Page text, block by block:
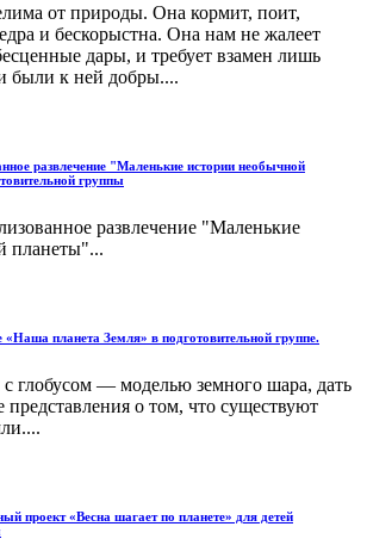
от природы. Она кормит, поит,
и бескорыстна. Она нам не жалеет
дары, и требует взамен лишь
были к ней добры....
развлечение "Маленькие истории необычной
группы
развлечение "Маленькие
планеты"...
«Наша планета Земля» в подготовительной группе.
с глобусом — моделью земного шара, дать
представления о том, что существуют
проект «Весна шагает по планете» для детей